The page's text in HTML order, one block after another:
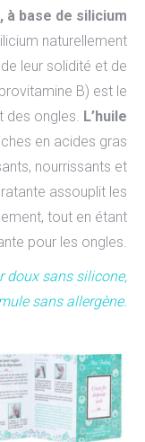
base de silicium
naturellement
leur solidité et de
B) est le
ongles. L’huile
en acides gras
nourrissants et
assouplit les
tout en étant
pour les ongles.
doux sans silicone,
sans allergène.